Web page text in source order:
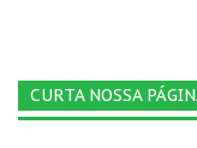
CURTA NOSSA